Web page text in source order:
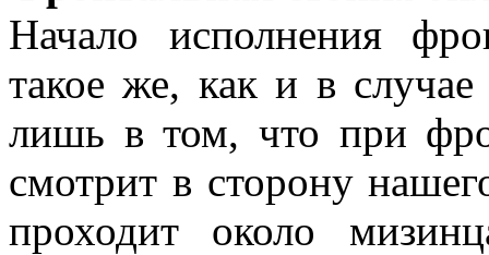
Начало исполнения
такое же, как и в
лишь в том, что при
смотрит в сторону
проходит около